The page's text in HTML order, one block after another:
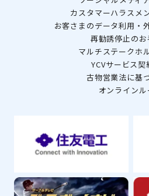
カスタマーハラスメ
お客さまのデータ利用・
再勧誘停止のお
マルチステークホ
YCVサービス契
古物営業法に基
オンラインル